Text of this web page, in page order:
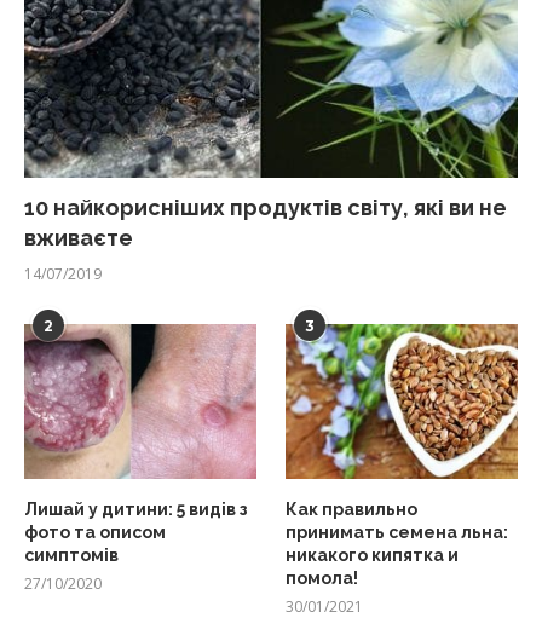
10 найкорисніших продуктів світу, які ви не
вживаєте
14/07/2019
2
Лишай у дитини: 5 видів з
фото та описом
симптомів
27/10/2020
3
Как правильно
принимать семена льна:
никакого кипятка и
помола!
30/01/2021